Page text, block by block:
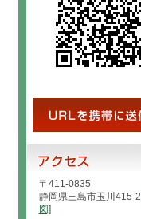
〒411-0835
静岡県三島市玉川415-2
図]